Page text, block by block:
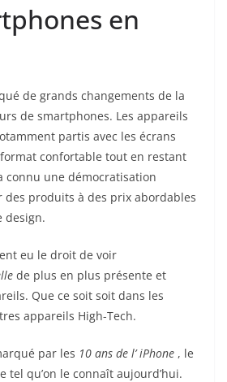
en
de grands changements de la
de smartphones. Les appareils
partis avec les écrans
confortable tout en restant
connu une démocratisation
des produits à des prix abordables
design.
eu le droit de voir
de plus en plus présente et
Que ce soit soit dans les
appareils High-Tech.
par les 10 ans de l’ iPhone , le
tel qu’on le connaît aujourd’hui.